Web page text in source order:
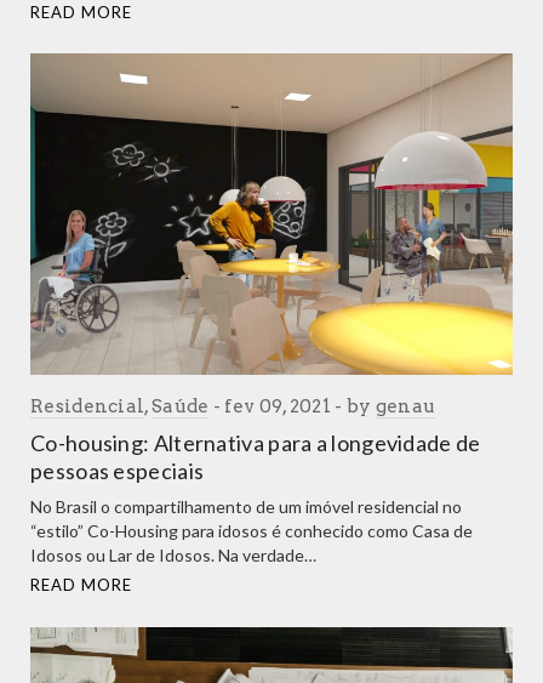
READ MORE
Residencial,Saúde fev 09, 2021 by genau
Co-housing: Alternativa para a longevidade de
pessoas especiais
No Brasil o compartilhamento de um imóvel residencial no
“estilo” Co-Housing para idosos é conhecido como Casa de
Idosos ou Lar de Idosos. Na verdade…
READ MORE